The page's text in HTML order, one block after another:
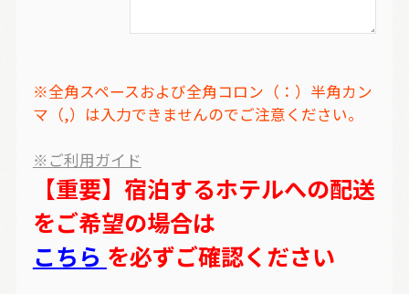
※全角スペースおよび全角コロン（：）半角カン
マ（,）は入力できませんのでご注意ください。
※ご利用ガイド
【重要】宿泊するホテルへの配送
をご希望の場合は
こちら を必ずご確認ください